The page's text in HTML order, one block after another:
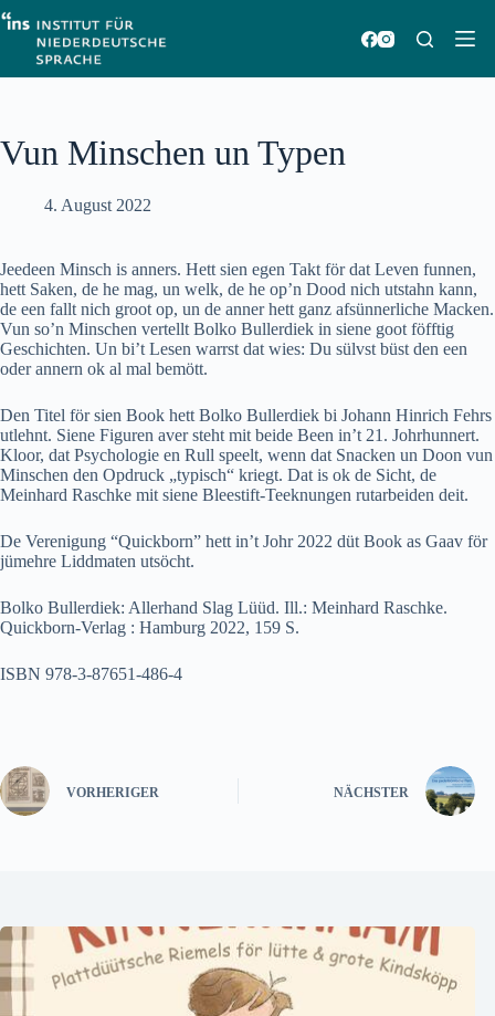
Zum
Inhalt
springen
Vun Minschen un Typen
4. August 2022
Jeedeen Minsch is anners. Hett sien egen Takt för dat Leven funnen,
hett Saken, de he mag, un welk, de he op’n Dood nich utstahn kann,
de een fallt nich groot op, un de anner hett ganz afsünnerliche Macken.
Vun so’n Minschen vertellt Bolko Bullerdiek in siene goot föfftig
Geschichten. Un bi’t Lesen warrst dat wies: Du sülvst büst den een
oder annern ok al mal bemött.
Den Titel för sien Book hett Bolko Bullerdiek bi Johann Hinrich Fehrs
utlehnt. Siene Figuren aver steht mit beide Been in’t 21. Johrhunnert.
Kloor, dat Psychologie en Rull speelt, wenn dat Snacken un Doon vun
Minschen den Opdruck „typisch“ kriegt. Dat is ok de Sicht, de
Meinhard Raschke mit siene Bleestift-Teeknungen rutarbeiden deit.
De Verenigung “Quickborn” hett in’t Johr 2022 düt Book as Gaav för
jümehre Liddmaten utsöcht.
Bolko Bullerdiek: Allerhand Slag Lüüd. Ill.: Meinhard Raschke.
Quickborn-Verlag : Hamburg 2022, 159 S.
ISBN 978-3-87651-486-4
VORHERIGER NÄCHSTER